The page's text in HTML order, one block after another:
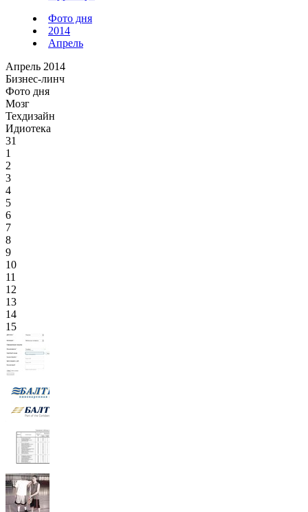
Фото дня
2014
Апрель
Апрель 2014
Бизнес-линч
Фото дня
Мозг
Техдизайн
Идиотека
31
1
2
3
4
5
6
7
8
9
10
11
12
13
14
15